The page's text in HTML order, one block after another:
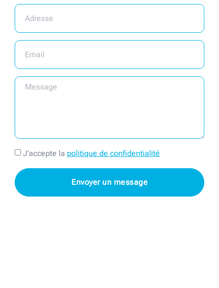
J’accepte la politique de confidentialité
Envoyer un message